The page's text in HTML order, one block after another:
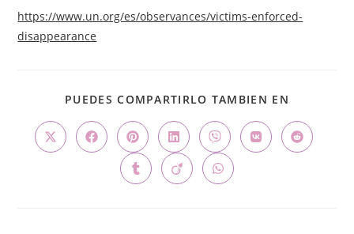
https://www.un.org/es/observances/victims-enforced-
disappearance
PUEDES COMPARTIRLO TAMBIEN EN